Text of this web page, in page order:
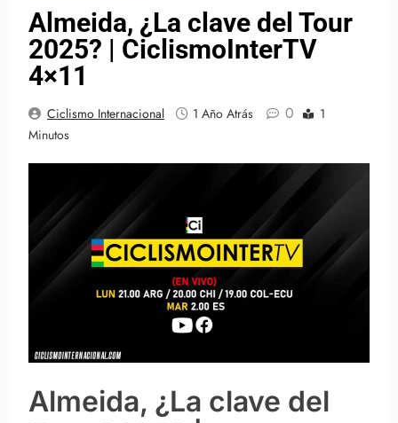
Almeida, ¿La clave del Tour
2025? | CiclismoInterTV
4×11
Ciclismo Internacional 1 Año Atrás 0
1
Minutos
Almeida, ¿La clave del